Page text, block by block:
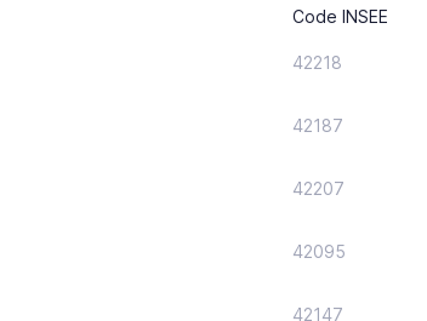
Code INSEE
42218
42187
42207
42095
42147